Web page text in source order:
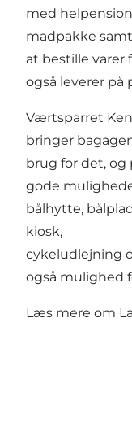
med
madpakke
at bestille varer
også leverer på
Værtsparret
bringer
brug for det, og
gode
bålhytte,
kiosk,
cykeludlejning
også mulighed
Læs mere om